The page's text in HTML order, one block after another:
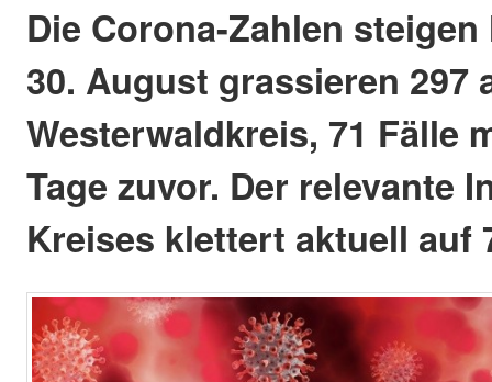
Die Corona-Zahlen
30. August grassieren 297
Westerwaldkreis, 71 Fälle
Tage zuvor. Der relevante
Kreises klettert aktuell auf